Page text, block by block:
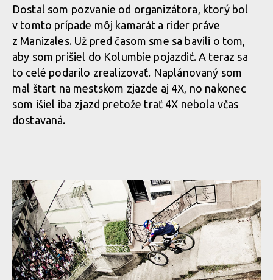
Dostal som pozvanie od organizátora, ktorý bol
v tomto prípade môj kamarát a rider práve
z Manizales. Už pred časom sme sa bavili o tom,
aby som prišiel do Kolumbie pojazdiť. A teraz sa
to celé podarilo zrealizovať. Naplánovaný som
mal štart na mestskom zjazde aj 4X, no nakonec
som išiel iba zjazd pretože trať 4X nebola včas
dostavaná.